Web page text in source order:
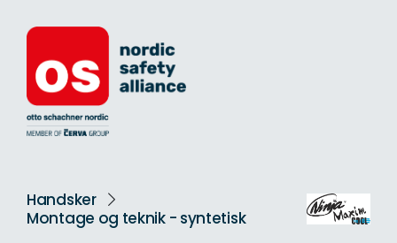
Handsker
Montage og teknik - syntetisk